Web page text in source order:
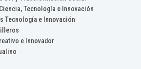
Tecnología e Innovación
Tecnología e Innovación
e Innovador